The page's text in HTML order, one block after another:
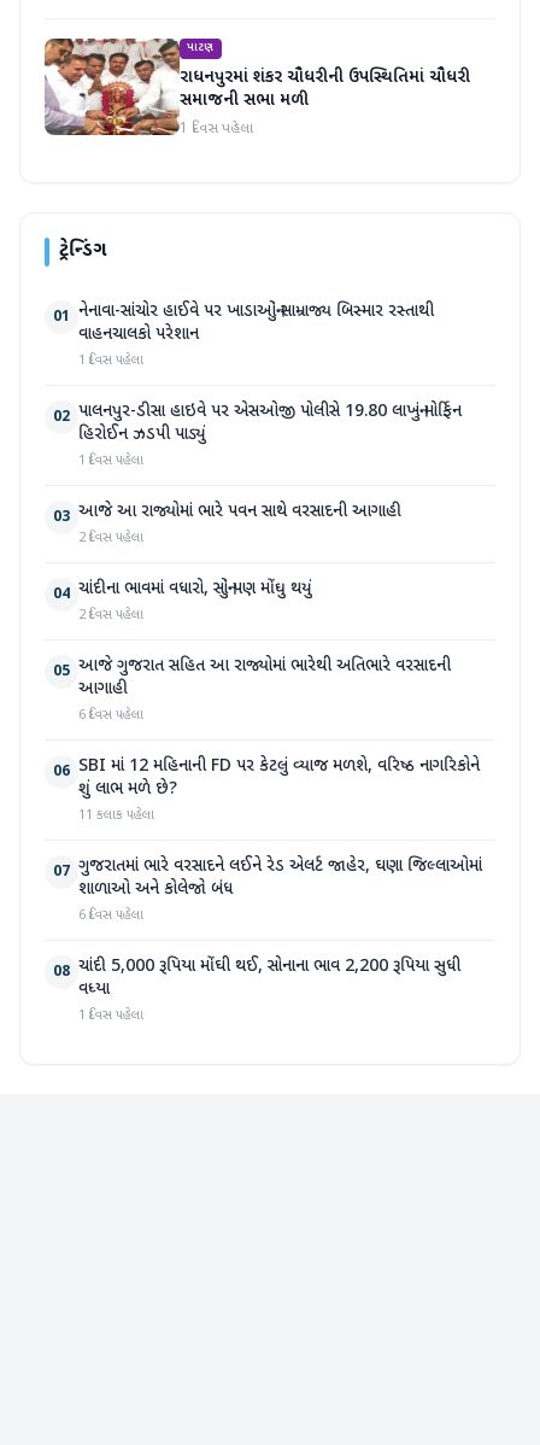
પાટણ
રાધનપુરમાં શંકર ચૌધરીની ઉપસ્થિતિમાં ચૌધરી
સમાજની સભા મળી
1 દિવસ પહેલા
ટ્રેન્ડિંગ
01 નેનાવા-સાંચોર હાઈવે પર ખાડાઓનું સામ્રાજ્ય બિસ્માર રસ્તાથી
વાહનચાલકો પરેશાન
1 દિવસ પહેલા
02 પાલનપુર-ડીસા હાઇવે પર એસઓજી પોલીસે 19.80 લાખનું મોર્ફિન
હિરોઈન ઝડપી પાડ્યું
1 દિવસ પહેલા
03 આજે આ રાજ્યોમાં ભારે પવન સાથે વરસાદની આગાહી
2 દિવસ પહેલા
04 ચાંદીના ભાવમાં વધારો, સોનું પણ મોંઘુ થયું
2 દિવસ પહેલા
05 આજે ગુજરાત સહિત આ રાજ્યોમાં ભારેથી અતિભારે વરસાદની
આગાહી
6 દિવસ પહેલા
06 SBI માં 12 મહિનાની FD પર કેટલું વ્યાજ મળશે, વરિષ્ઠ નાગરિકોને
શું લાભ મળે છે?
11 કલાક પહેલા
07 ગુજરાતમાં ભારે વરસાદને લઈને રેડ એલર્ટ જાહેર, ઘણા જિલ્લાઓમાં
શાળાઓ અને કોલેજો બંધ
6 દિવસ પહેલા
08 ચાંદી 5,000 રૂપિયા મોંઘી થઈ, સોનાના ભાવ 2,200 રૂપિયા સુધી
વધ્યા
1 દિવસ પહેલા